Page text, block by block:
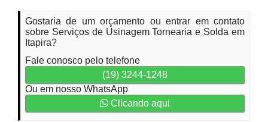
Gostaria de um orçamento ou entrar em contato
sobre Serviços de Usinagem Tornearia e Solda em
Itapira?
Fale conosco pelo telefone
(19) 3244-1248
Ou em nosso WhatsApp
Clicando aqui